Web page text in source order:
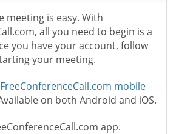
meeting is easy. With
all you need to begin is a
you have your account, follow
your meeting.
mobile
on both Android and iOS.
app.